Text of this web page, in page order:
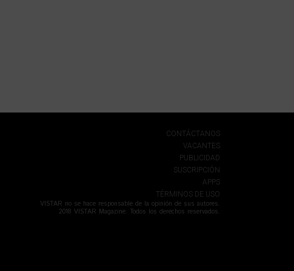
CONTÁCTANOS
VACANTES
PUBLICIDAD
SUSCRIPCIÓN
APPS
TÉRMINOS DE USO
VISTAR no se hace responsable de la opinión de sus autores.
2018 VISTAR Magazine. Todos los derechos reservados.